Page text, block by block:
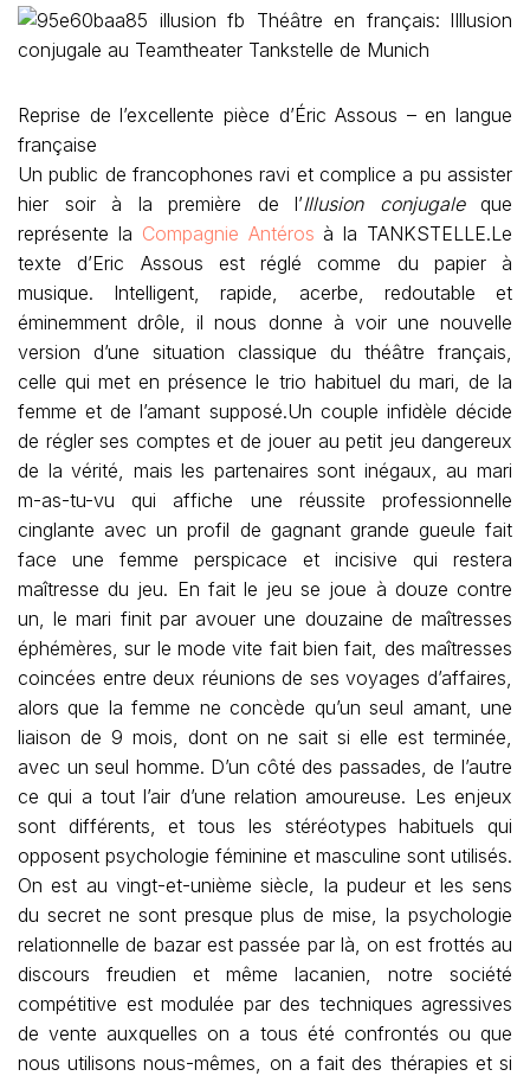
Reprise de l’excellente pièce d’Éric Assous – en langue
française
Un public de francophones ravi et complice a pu assister
hier soir à la première de l’Illusion conjugaleque
représente la Compagnie Antéros à la TANKSTELLE.Le
texte d’Eric Assous est réglé comme du papier à
musique. Intelligent, rapide, acerbe, redoutable et
éminemment drôle, il nous donne à voir une nouvelle
version d’une situation classique du théâtre français,
celle qui met en présence le trio habituel du mari, de la
femme et de l’amant supposé.Un couple infidèle décide
de régler ses comptes et de jouer au petit jeu dangereux
de la vérité, mais les partenaires sont inégaux, au mari
m-as-tu-vu qui affiche une réussite professionnelle
cinglante avec un profil de gagnant grande gueule fait
face une femme perspicace et incisive qui restera
maîtresse du jeu. En fait le jeu se joue à douze contre
un, le mari finit par avouer une douzaine de maîtresses
éphémères, sur le mode vite fait bien fait, des maîtresses
coincées entre deux réunions de ses voyages d’affaires,
alors que la femme ne concède qu’un seul amant, une
liaison de 9 mois, dont on ne sait si elle est terminée,
avec un seul homme. D’un côté des passades, de l’autre
ce qui a tout l’air d’une relation amoureuse. Les enjeux
sont différents, et tous les stéréotypes habituels qui
opposent psychologie féminine et masculine sont utilisés.
On est au vingt-et-unième siècle, la pudeur et les sens
du secret ne sont presque plus de mise, la psychologie
relationnelle de bazar est passée par là, on est frottés au
discours freudien et même lacanien, notre société
compétitive est modulée par des techniques agressives
de vente auxquelles on a tous été confrontés ou que
nous utilisons nous-mêmes, on a fait des thérapies et si